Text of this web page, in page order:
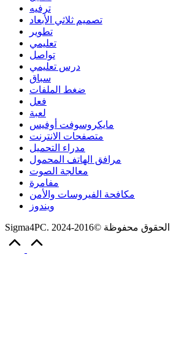
ترفيه
تصميم ثلاثي الأبعاد
تطوير
تعليمي
تواصل
درس تعليمي
سباق
ضغط الملفات
فعل
لعبة
مايكروسوفت أوفيس
متصفحات الانترنت
مدراء التحميل
مرافق الهاتف المحمول
معالجة الصوت
مفامرة
مكافحة الفيروسات والأمن
ويندوز
Sigma4PC. الحقوق محفوظة ©2016-2024